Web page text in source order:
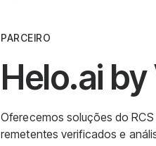
PARCEIRO
Helo.ai
Oferecemos soluções do
remetentes verificados e